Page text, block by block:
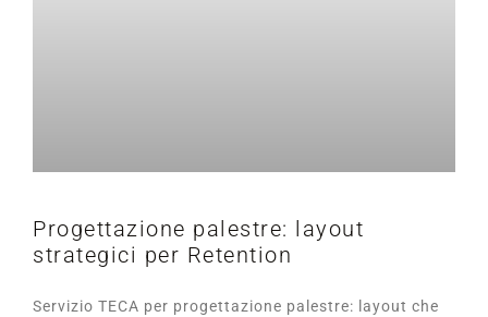
Progettazione palestre: layout
strategici per Retention
Servizio TECA per progettazione palestre: layout che